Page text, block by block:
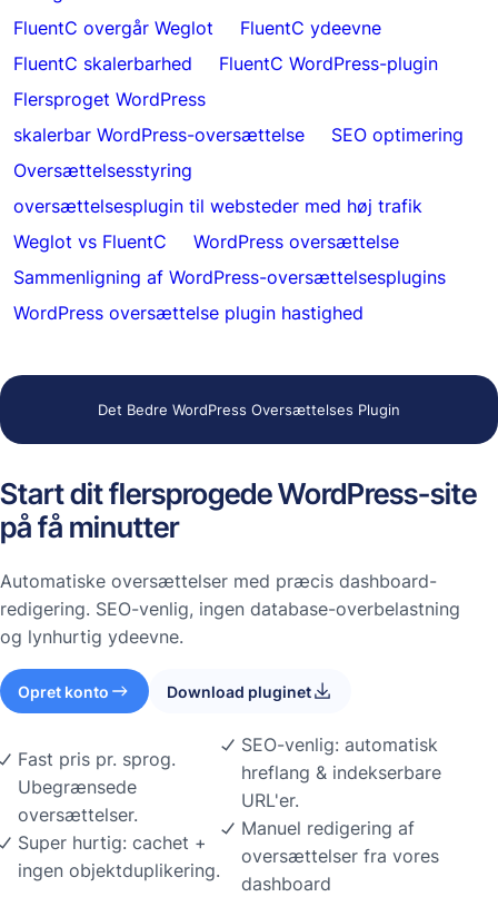
FluentC overgår Weglot
FluentC ydeevne
FluentC skalerbarhed
FluentC WordPress-plugin
Flersproget WordPress
skalerbar WordPress-oversættelse
SEO optimering
Oversættelsesstyring
oversættelsesplugin til websteder med høj trafik
Weglot vs FluentC
WordPress oversættelse
Sammenligning af WordPress-oversættelsesplugins
WordPress oversættelse plugin hastighed
Det Bedre WordPress Oversættelses Plugin
Start dit flersprogede WordPress-site
på få minutter
Automatiske oversættelser med præcis dashboard-
redigering. SEO-venlig, ingen database-overbelastning
og lynhurtig ydeevne.
Opret konto Download pluginet
Fast pris pr. sprog.
Ubegrænsede
oversættelser.
Super hurtig: cachet +
ingen objektduplikering.
SEO-venlig: automatisk
hreflang & indekserbare
URL'er.
Manuel redigering af
oversættelser fra vores
dashboard